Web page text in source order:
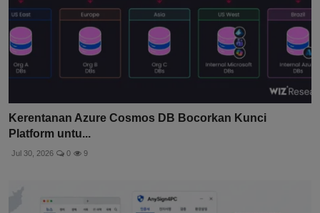
Kerentanan Azure Cosmos DB Bocorkan Kunci
Platform untu...
Jul 30, 2026 0 9